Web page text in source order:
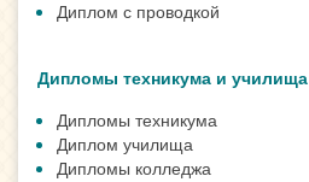
Диплом с проводкой
Дипломы техникума и училища
Дипломы техникума
Диплом училища
Дипломы колледжа